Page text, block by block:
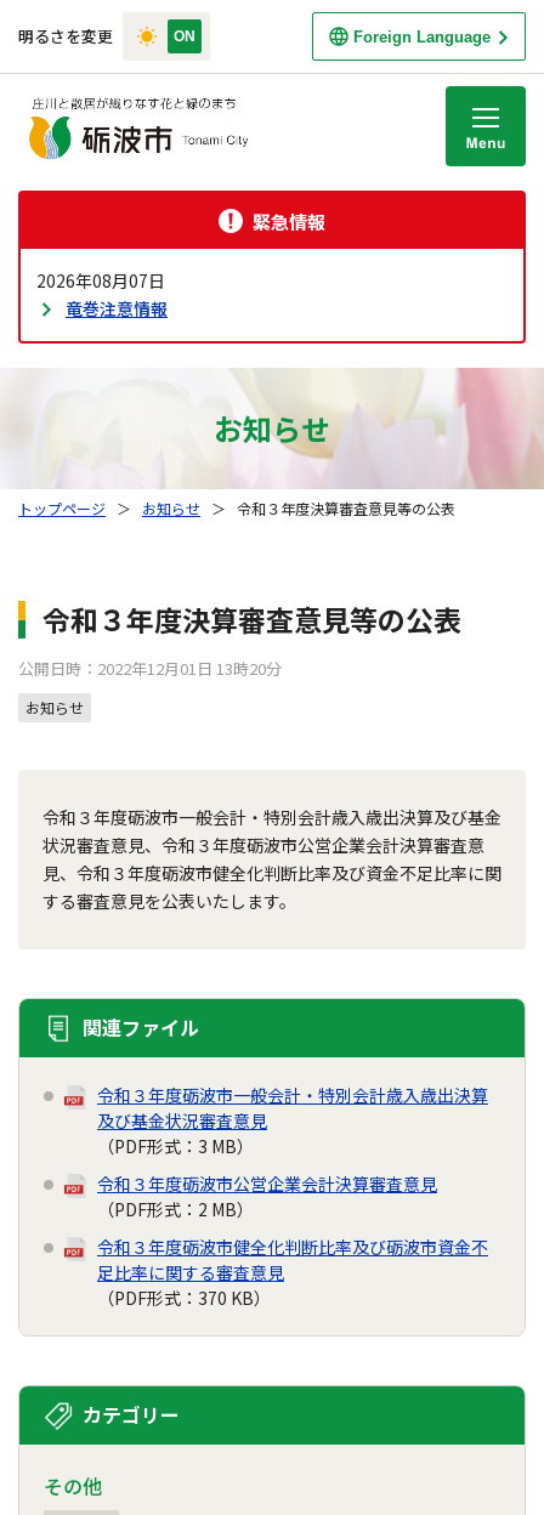
明るさを変更 Foreign Language
緊急情報
2026年08月07日
竜巻注意情報
お知らせ
トップページ ＞ お知らせ ＞ 令和３年度決算審査意見等の公表
令和３年度決算審査意見等の公表
公開日時：2022年12月01日 13時20分
お知らせ
令和３年度砺波市一般会計・特別会計歳入歳出決算及び基金
状況審査意見、令和３年度砺波市公営企業会計決算審査意
見、令和３年度砺波市健全化判断比率及び資金不足比率に関
する審査意見を公表いたします。
関連ファイル
令和３年度砺波市一般会計・特別会計歳入歳出決算
及び基金状況審査意見
（PDF形式：3 MB）
令和３年度砺波市公営企業会計決算審査意見
（PDF形式：2 MB）
令和３年度砺波市健全化判断比率及び砺波市資金不
足比率に関する審査意見
（PDF形式：370 KB）
カテゴリー
その他